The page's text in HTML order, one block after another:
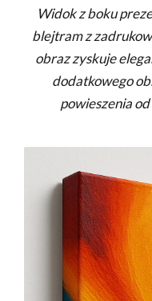
Widok z boku
blejtram z
obraz zyskuje
dodatkowego
powieszenia